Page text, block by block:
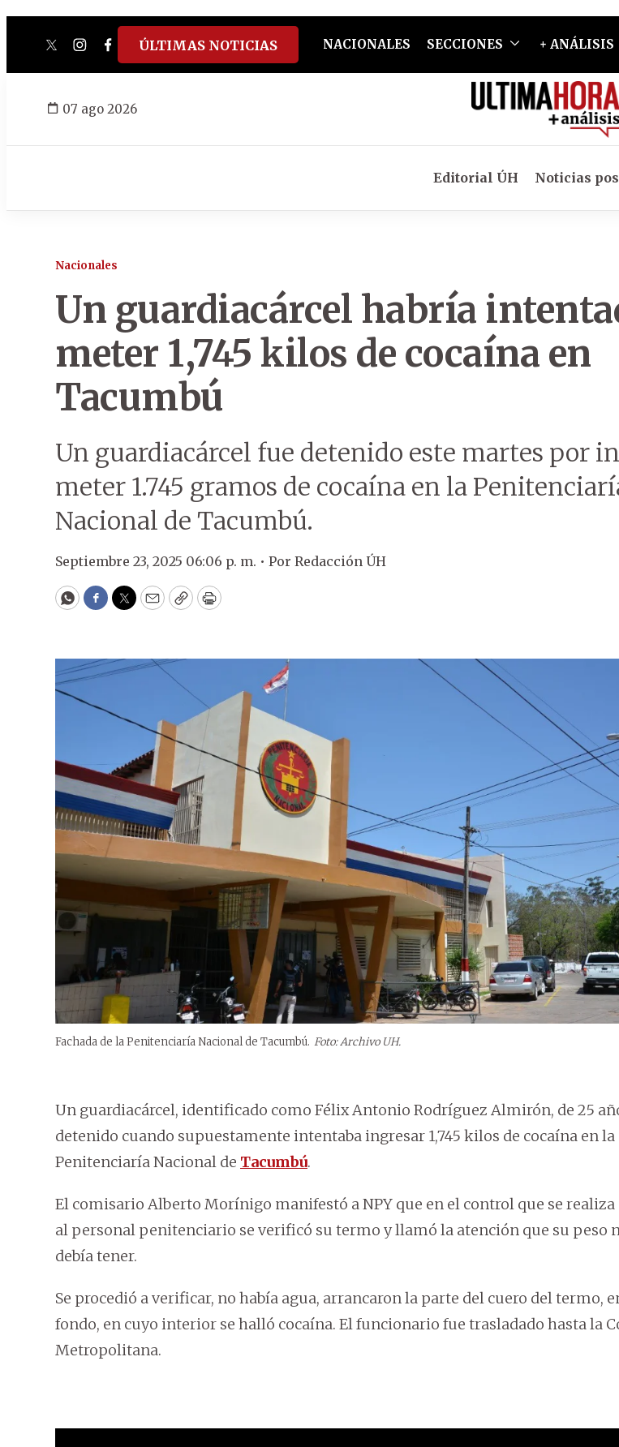
twitterinstagram
facebook
tiktokyoutube
spotify
ÚLTIMAS NOTICIAS NACIONALES SECCIONES + ANÁLISIS
07 ago 2026
Editorial ÚH Noticias
Nacionales
Un guardiacárcel habría
meter 1,745 kilos de cocaína en
Tacumbú
Un guardiacárcel fue detenido este martes por
meter 1.745 gramos de cocaína en la
Nacional de Tacumbú.
Septiembre 23, 2025 06:06 p. m. • Por Redacción ÚH
WhatsApp
Facebook
Twitter
EmailCopyPrint
Fachada de la Penitenciaría Nacional de Tacumbú. Foto: Archivo UH.
Un guardiacárcel, identificado como Félix Antonio Rodríguez Almirón, de 25
detenido cuando supuestamente intentaba ingresar 1,745 kilos de cocaína en la
Penitenciaría Nacional de Tacumbú.
El comisario Alberto Morínigo manifestó a NPY que en el control que se realiza
al personal penitenciario se verificó su termo y llamó la atención que su peso
debía tener.
Se procedió a verificar, no había agua, arrancaron la parte del cuero del termo,
fondo, en cuyo interior se halló cocaína. El funcionario fue trasladado hasta la
Metropolitana.